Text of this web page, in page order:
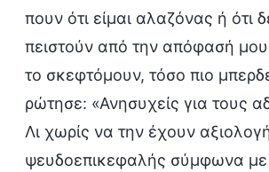
πουν ότι είμαι αλαζόνας ή ότι
πειστούν από την απόφασή
το σκεφτόμουν, τόσο πιο
ρώτησε: «Ανησυχείς για τους
Λι χωρίς να την έχουν
ψευδοεπικεφαλής σύμφωνα με